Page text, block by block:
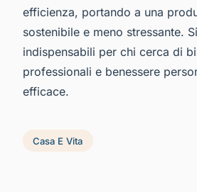
efficienza, portando a una
sostenibile e meno stressante.
indispensabili per chi cerca di
professionali e benessere
efficace.
Casa E Vita